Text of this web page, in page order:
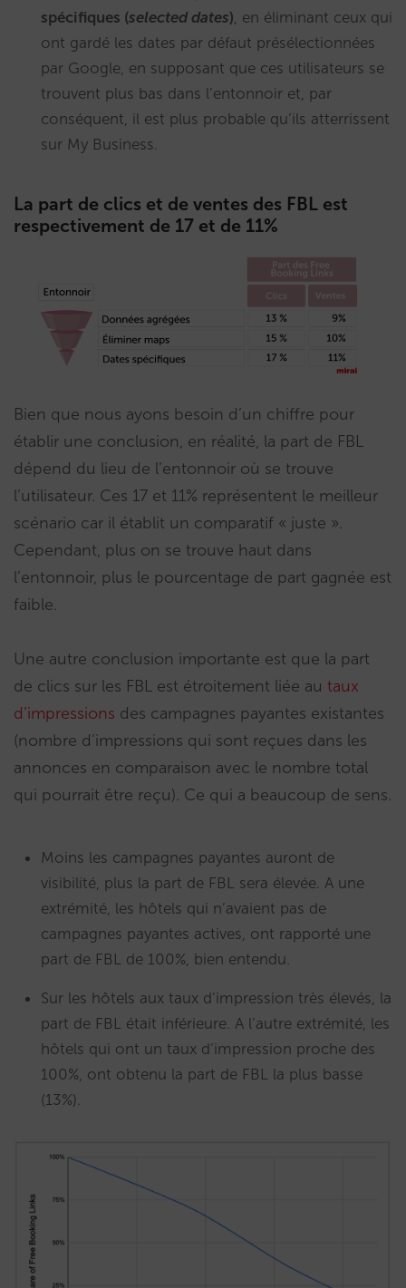
spécifiques (selected dates), en éliminant ceux qui
ont gardé les dates par défaut présélectionnées
par Google, en supposant que ces utilisateurs se
trouvent plus bas dans l’entonnoir et, par
conséquent, il est plus probable qu’ils atterrissent
sur My Business.
La part de clics et de ventes des FBL est
respectivement de 17 et de 11%
Bien que nous ayons besoin d’un chiffre pour
établir une conclusion, en réalité, la part de FBL
dépend du lieu de l’entonnoir où se trouve
l’utilisateur. Ces 17 et 11% représentent le meilleur
scénario car il établit un comparatif « juste ».
Cependant, plus on se trouve haut dans
l’entonnoir, plus le pourcentage de part gagnée est
faible.
Une autre conclusion importante est que la part
de clics sur les FBL est étroitement liée au taux
d’impressions des campagnes payantes existantes
(nombre d’impressions qui sont reçues dans les
annonces en comparaison avec le nombre total
qui pourrait être reçu). Ce qui a beaucoup de sens.
Moins les campagnes payantes auront de
visibilité, plus la part de FBL sera élevée. A une
extrémité, les hôtels qui n’avaient pas de
campagnes payantes actives, ont rapporté une
part de FBL de 100%, bien entendu.
Sur les hôtels aux taux d’impression très élevés, la
part de FBL était inférieure. A l’autre extrémité, les
hôtels qui ont un taux d’impression proche des
100%, ont obtenu la part de FBL la plus basse
(13%).